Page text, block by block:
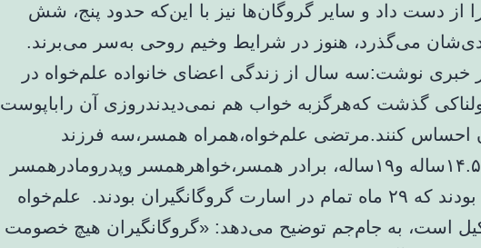
از دست داد و سایر گروگان‌ها نیز با این‌که حدود پنج، شش
می‌گذرد، هنوز در شرایط وخیم روحی به‌سر می‌برند.
خبری نوشت:سه سال از زندگی اعضای خانواده علم‌خواه در
گذشت که‌هرگزبه خواب هم نمی‌دیدندروزی آن راباپوست
کنند.مرتضی علم‌خواه،همراه همسر،سه فرزند
۷.۵ساله، ۱۴.۵ساله و۱۹ساله، برادر همسر،خواهرهمسر وپدرومادرهمسر
از کسانی بودند که ۲۹ ماه تمام در اسارت گروگانگیران بودند. علم‌خواه
است، به جام‌جم توضیح می‌دهد: «گروگانگیران هیچ خصومت